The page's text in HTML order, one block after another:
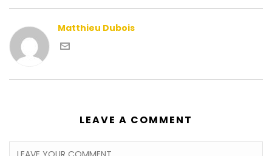
Matthieu Dubois
LEAVE A COMMENT